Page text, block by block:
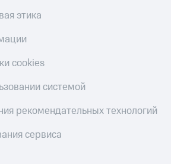
этика
cookies
системой
рекомендательных технологий
сервиса